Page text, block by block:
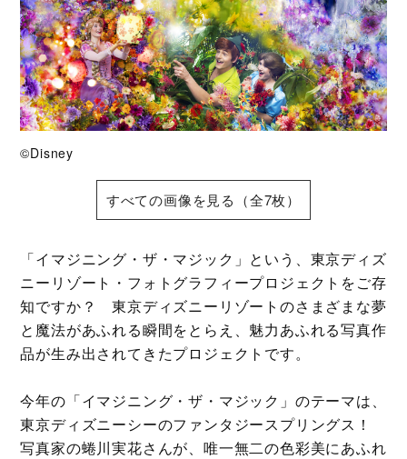
©Disney
すべての画像を見る（全7枚）
「イマジニング・ザ・マジック」という、東京ディズ
ニーリゾート・フォトグラフィープロジェクトをご存
知ですか？ 東京ディズニーリゾートのさまざまな夢
と魔法があふれる瞬間をとらえ、魅力あふれる写真作
品が生み出されてきたプロジェクトです。
今年の「イマジニング・ザ・マジック」のテーマは、
東京ディズニーシーのファンタジースプリングス！
写真家の蜷川実花さんが、唯一無二の色彩美にあふれ